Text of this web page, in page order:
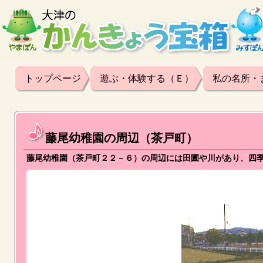
トップページ 遊ぶ・体験する（Ｅ） 私の名所・
藤尾幼稚園の周辺（茶戸町）
藤尾幼稚園（茶戸町２２－６）の周辺には田圃や川があり、四